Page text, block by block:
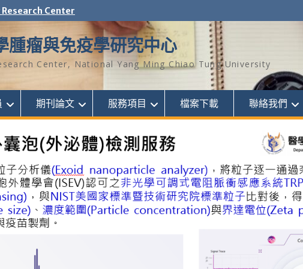
Center
腫瘤與免疫學研究中心
Center, National Yang Ming Chiao Tung University
期刊論文 服務項目 檔案下載 聯絡我們